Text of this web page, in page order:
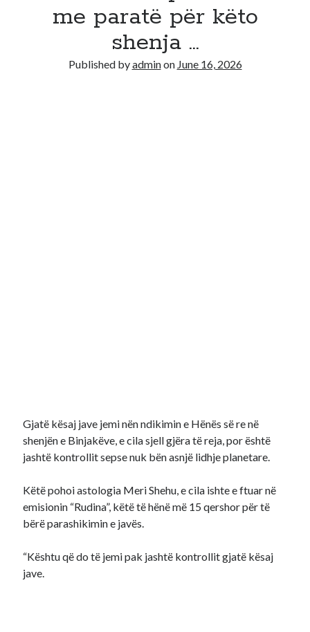
Recent Comments
No comments to show.
me paratë për këto
shenja …
Published byadminon June 16, 2026
Gjatë kësaj jave jemi nën ndikimin e Hënës së re në
shenjën e Binjakëve, e cila sjell gjëra të reja, por është
jashtë kontrollit sepse nuk bën asnjë lidhje planetare.
Këtë pohoi astologia Meri Shehu, e cila ishte e ftuar në
emisionin “Rudina”, këtë të hënë më 15 qershor për të
bërë parashikimin e javës.
“Kështu që do të jemi pak jashtë kontrollit gjatë kësaj
jave.